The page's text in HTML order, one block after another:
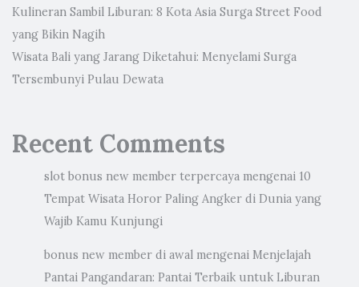
Kulineran Sambil Liburan: 8 Kota Asia Surga Street Food
yang Bikin Nagih
Wisata Bali yang Jarang Diketahui: Menyelami Surga
Tersembunyi Pulau Dewata
Recent Comments
slot bonus new member terpercaya mengenai 10
Tempat Wisata Horor Paling Angker di Dunia yang
Wajib Kamu Kunjungi
bonus new member di awal mengenai Menjelajah
Pantai Pangandaran: Pantai Terbaik untuk Liburan